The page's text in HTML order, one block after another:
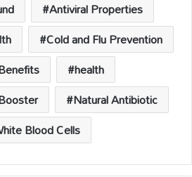
n
k
s
Antiviral Properties
Cold and Flu Prevention
health
Natural Antibiotic
Blood Cells